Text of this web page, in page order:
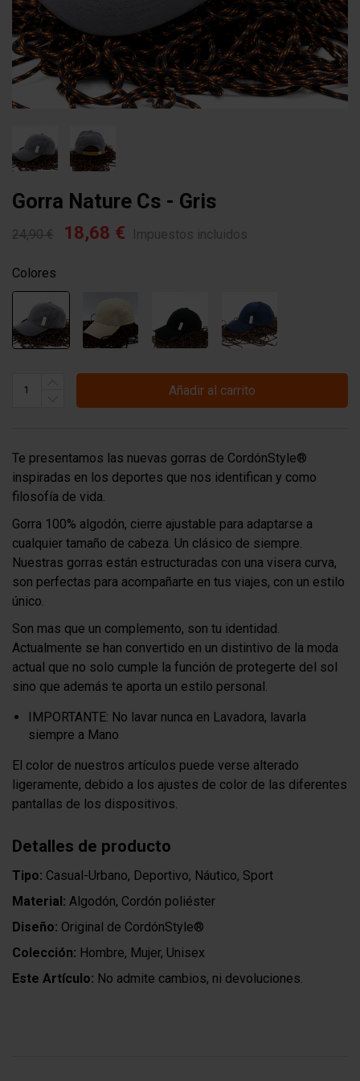
Gorra Nature Cs - Gris
24,90 € 18,68 € Impuestos incluidos
Colores
Añadir al carrito
Te presentamos las nuevas gorras de CordónStyle®
inspiradas en los deportes que nos identifican y como
filosofía de vida.
Gorra 100% algodón, cierre ajustable para adaptarse a
cualquier tamaño de cabeza. Un clásico de siempre.
Nuestras gorras están estructuradas con una visera curva,
son perfectas para acompañarte en tus viajes, con un estilo
único.
Son mas que un complemento, son tu identidad.
Actualmente se han convertido en un distintivo de la moda
actual que no solo cumple la función de protegerte del sol
sino que además te aporta un estilo personal.
IMPORTANTE: No lavar nunca en Lavadora, lavarla
siempre a Mano
El color de nuestros artículos puede verse alterado
ligeramente, debido a los ajustes de color de las diferentes
pantallas de los dispositivos.
Detalles de producto
Tipo: Casual-Urbano, Deportivo, Náutico, Sport
Material: Algodón, Cordón poliéster
Diseño: Original de CordónStyle®
Colección: Hombre, Mujer, Unisex
Este Artículo: No admite cambios, ni devoluciones.